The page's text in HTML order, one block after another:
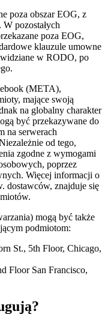
poza obszar EOG, z
pozostałych
poza EOG,
klauzule umowne
w RODO, po
(META),
mające swoją
na globalny charakter
być przekazywane do
na serwerach
od tego,
zgodne z wymogami
poprzez
Więcej informacji o
dostawców, znajduje się
mogą być także
podmiotom:
St., 5th Floor, Chicago,
Floor San Francisco,